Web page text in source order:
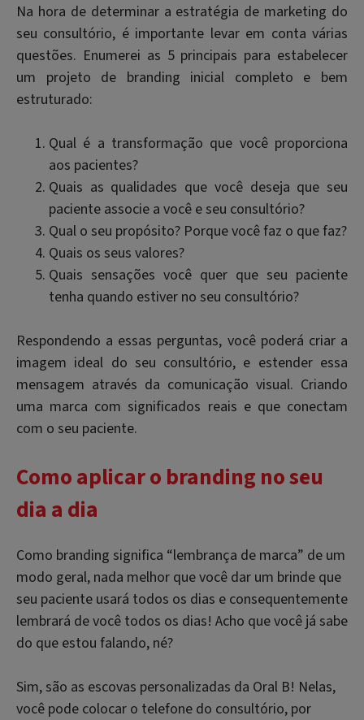
Na hora de determinar a estratégia de marketing do
seu consultório, é importante levar em conta várias
questões. Enumerei as 5 principais para estabelecer
um projeto de branding inicial completo e bem
estruturado:
Qual é a transformação que você proporciona
aos pacientes?
Quais as qualidades que você deseja que seu
paciente associe a você e seu consultório?
Qual o seu propósito? Porque você faz o que faz?
Quais os seus valores?
Quais sensações você quer que seu paciente
tenha quando estiver no seu consultório?
Respondendo a essas perguntas, você poderá criar a
imagem ideal do seu consultório, e estender essa
mensagem através da comunicação visual. Criando
uma marca com significados reais e que conectam
com o seu paciente.
Como aplicar o branding no seu
dia a dia
Como branding significa “lembrança de marca” de um
modo geral, nada melhor que você dar um brinde que
seu paciente usará todos os dias e consequentemente
lembrará de você todos os dias! Acho que você já sabe
do que estou falando, né?
Sim, são as escovas personalizadas da Oral B! Nelas,
você pode colocar o telefone do consultório, por